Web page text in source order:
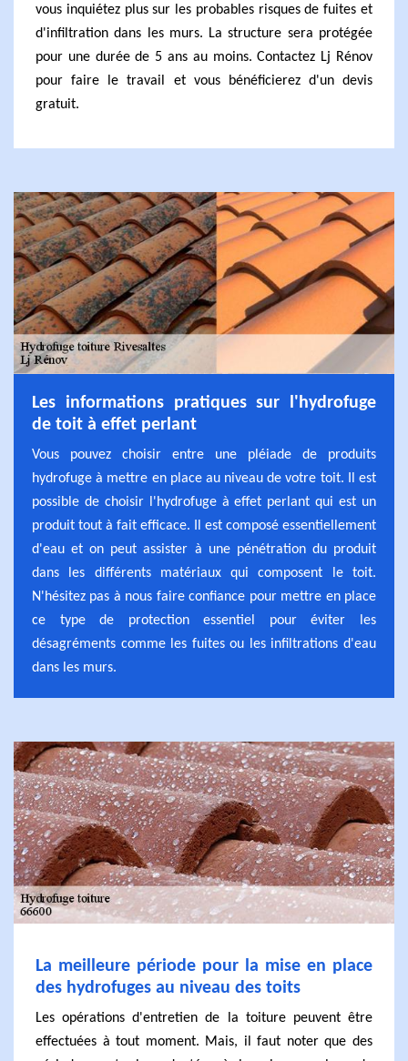
vous inquiétez plus sur les probables risques de fuites et
d'infiltration dans les murs. La structure sera protégée
pour une durée de 5 ans au moins. Contactez Lj Rénov
pour faire le travail et vous bénéficierez d'un devis
gratuit.
Les informations pratiques sur l'hydrofuge
de toit à effet perlant
Vous pouvez choisir entre une pléiade de produits
hydrofuge à mettre en place au niveau de votre toit. Il est
possible de choisir l'hydrofuge à effet perlant qui est un
produit tout à fait efficace. Il est composé essentiellement
d'eau et on peut assister à une pénétration du produit
dans les différents matériaux qui composent le toit.
N'hésitez pas à nous faire confiance pour mettre en place
ce type de protection essentiel pour éviter les
désagréments comme les fuites ou les infiltrations d'eau
dans les murs.
La meilleure période pour la mise en place
des hydrofuges au niveau des toits
Les opérations d'entretien de la toiture peuvent être
effectuées à tout moment. Mais, il faut noter que des